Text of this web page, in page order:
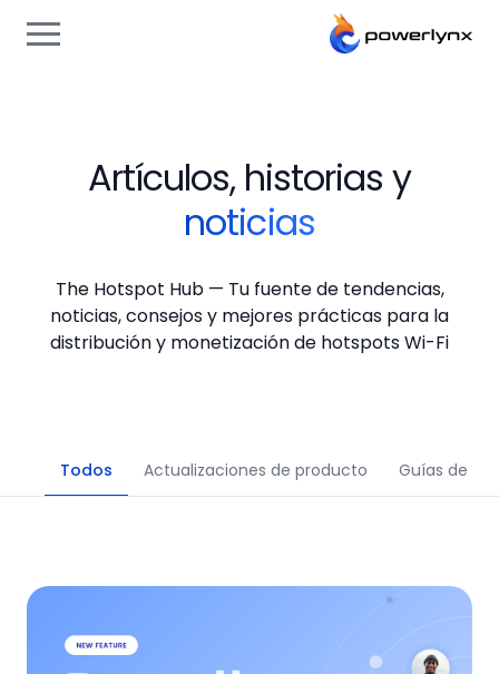
Artículos, historias y
noticias
The Hotspot Hub — Tu fuente de tendencias,
noticias, consejos y mejores prácticas para la
distribución y monetización de hotspots Wi-Fi
Todos Actualizaciones de producto Guías de